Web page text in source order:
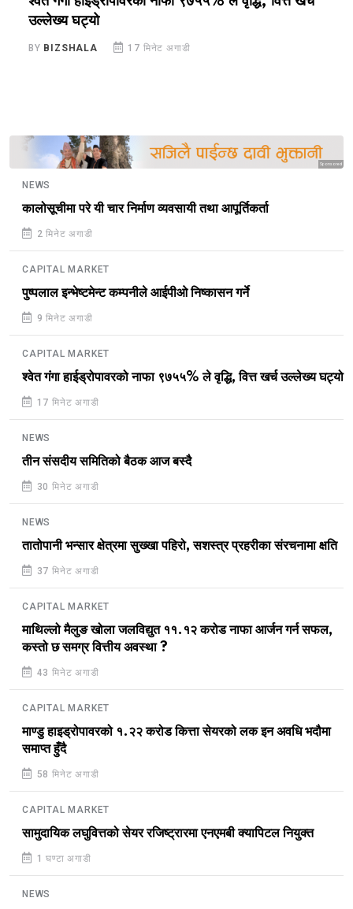
उल्लेख्य घट्यो
BY BIZSHALA 17 मिनेट अगाडी
Sponsored
NEWS
कालोसूचीमा परे यी चार निर्माण व्यवसायी तथा आपूर्तिकर्ता
2 मिनेट अगाडी
CAPITAL MARKET
पुष्पलाल इन्भेष्टमेन्ट कम्पनीले आईपीओ निष्कासन गर्ने
9 मिनेट अगाडी
CAPITAL MARKET
श्वेत गंगा हाईड्रोपावरको नाफा ९७५५% ले वृद्धि, वित्त खर्च उल्लेख्य घट्यो
17 मिनेट अगाडी
NEWS
तीन संसदीय समितिको बैठक आज बस्दै
30 मिनेट अगाडी
NEWS
तातोपानी भन्सार क्षेत्रमा सुख्खा पहिरो, सशस्त्र प्रहरीका संरचनामा क्षति
37 मिनेट अगाडी
CAPITAL MARKET
माथिल्लो मैलुङ खोला जलविद्युत ११.१२ करोड नाफा आर्जन गर्न सफल,
कस्तो छ समग्र वित्तीय अवस्था ?
43 मिनेट अगाडी
CAPITAL MARKET
माण्डु हाइड्रोपावरको १.२२ करोड कित्ता सेयरको लक इन अवधि भदौमा
समाप्त हुँदै
58 मिनेट अगाडी
CAPITAL MARKET
सामुदायिक लघुवित्तको सेयर रजिष्ट्रारमा एनएमबी क्यापिटल नियुक्त
1 घण्टा अगाडी
NEWS